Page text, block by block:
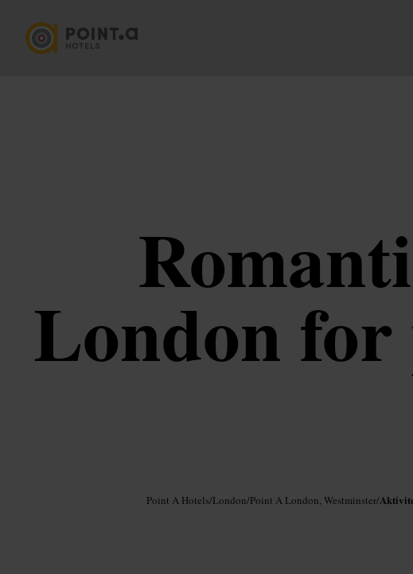
London for
Point A Hotels/London/Point A London, Westminster/